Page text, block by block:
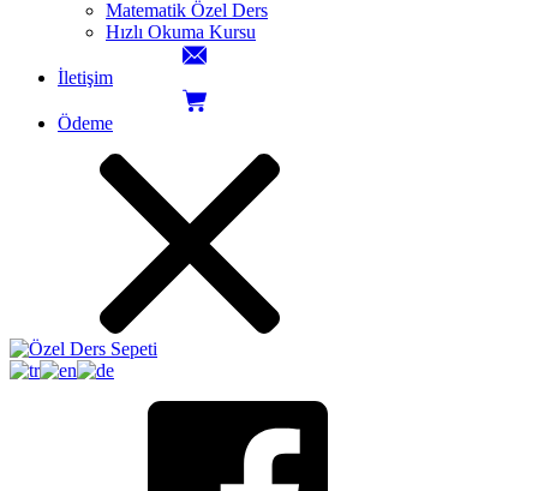
Matematik Özel Ders
Hızlı Okuma Kursu
İletişim
Ödeme